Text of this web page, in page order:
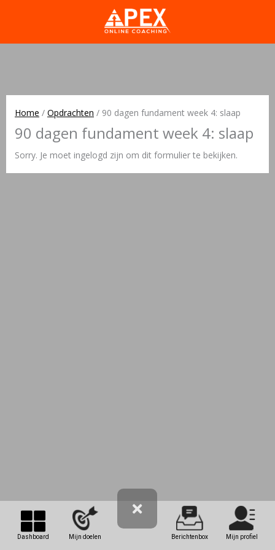
Home / Opdrachten / 90 dagen fundament week 4: slaap
90 dagen fundament week 4: slaap
Sorry. Je moet ingelogd zijn om dit formulier te bekijken.
Dashboard Mijn doelen Berichtenbox Mijn profiel